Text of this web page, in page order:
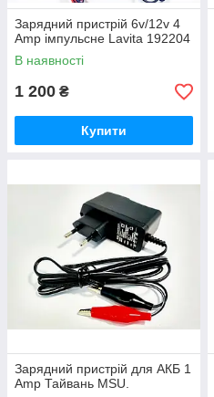
Зарядний пристрій 6v/12v 4
Amp імпульсне Lavita 192204
В наявності
1 200 ₴
Купити
Зарядний пристрій для АКБ 1
Amp Тайвань MSU.